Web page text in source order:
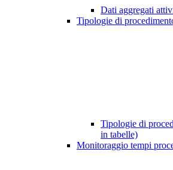
Dati aggregati
Tipologie di
Tipologie di
in tabelle)
Monitoraggio tempi